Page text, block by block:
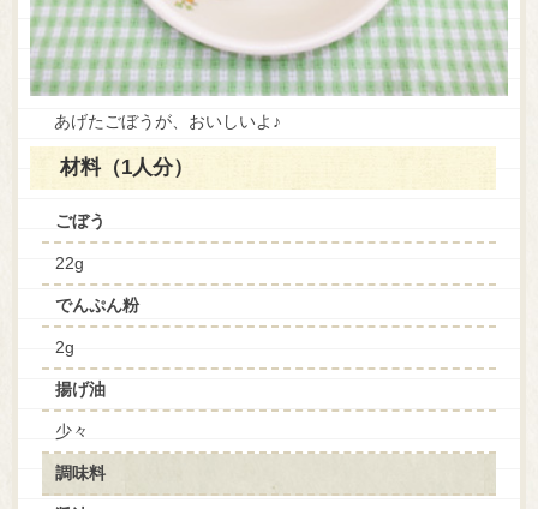
あげたごぼうが、おいしいよ♪
材料（1人分）
ごぼう
22g
でんぷん粉
2g
揚げ油
少々
調味料